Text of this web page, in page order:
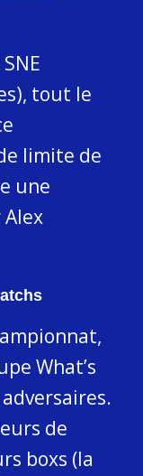
tout le
limite de
une
What’s
de
boxs (la